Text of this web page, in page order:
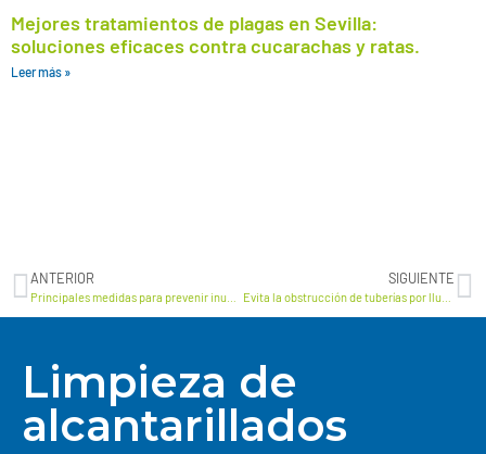
Mejores tratamientos de plagas en Sevilla:
soluciones eficaces contra cucarachas y ratas.
Leer más »
ANTERIOR SIGUIENTE
Evita la obstrucción de tuberías por lluvia
Limpieza de
alcantarillados